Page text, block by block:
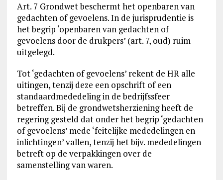
Art. 7 Grondwet beschermt het openbaren van
gedachten of gevoelens. In de jurisprudentie is
het begrip ‘openbaren van gedachten of
gevoelens door de drukpers’ (art. 7, oud) ruim
uitgelegd.
Tot ‘gedachten of gevoelens’ rekent de HR alle
uitingen, tenzij deze een opschrift of een
standaardmededeling in de bedrijfssfeer
betreffen. Bij de grondwetsherziening heeft de
regering gesteld dat onder het begrip ‘gedachten
of gevoelens’ mede ‘feitelijke mededelingen en
inlichtingen’ vallen, tenzij het bijv. mededelingen
betreft op de verpakkingen over de
samenstelling van waren.